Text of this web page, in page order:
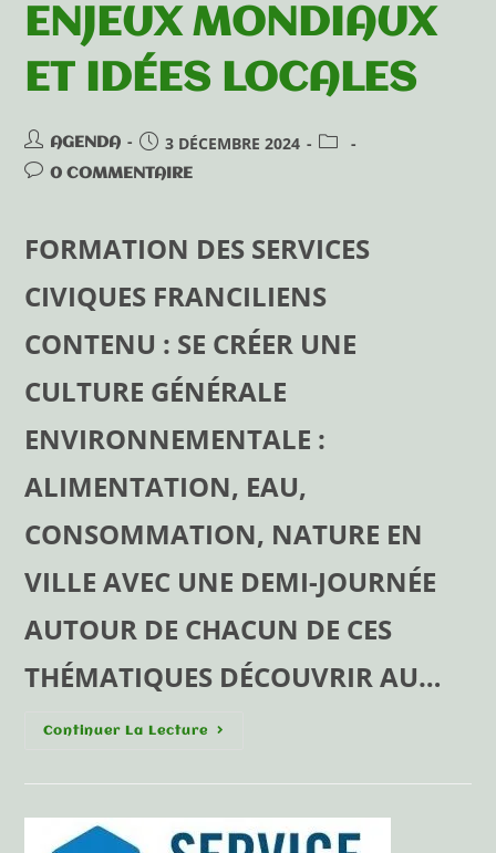
ENJEUX MONDIAUX
ET IDÉES LOCALES
AGENDA 3 DÉCEMBRE 2024
0 COMMENTAIRE
FORMATION DES SERVICES
CIVIQUES FRANCILIENS
CONTENU : SE CRÉER UNE
CULTURE GÉNÉRALE
ENVIRONNEMENTALE :
ALIMENTATION, EAU,
CONSOMMATION, NATURE EN
VILLE AVEC UNE DEMI-JOURNÉE
AUTOUR DE CHACUN DE CES
THÉMATIQUES DÉCOUVRIR AU…
Continuer La Lecture